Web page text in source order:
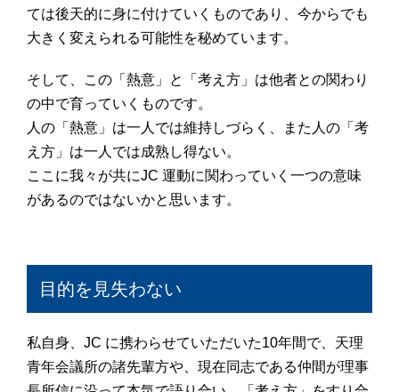
ては後天的に身に付けていくものであり、今からでも
大きく変えられる可能性を秘めています。
そして、この「熱意」と「考え方」は他者との関わり
の中で育っていくものです。
人の「熱意」は一人では維持しづらく、また人の「考
え方」は一人では成熟し得ない。
ここに我々が共にJC 運動に関わっていく一つの意味
があるのではないかと思います。
目的を見失わない
私自身、JC に携わらせていただいた10年間で、天理
青年会議所の諸先輩方や、現在同志である仲間が理事